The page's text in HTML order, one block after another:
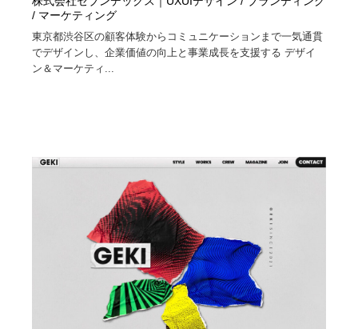
/ マーケティング
東京都渋谷区の顧客体験からコミュニケーションまで一気通貫
でデザインし、企業価値の向上と事業成長を支援する デザイ
ン＆マーケティ...